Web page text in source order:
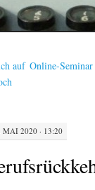
auf Online-
MAI 2020 · 13:20